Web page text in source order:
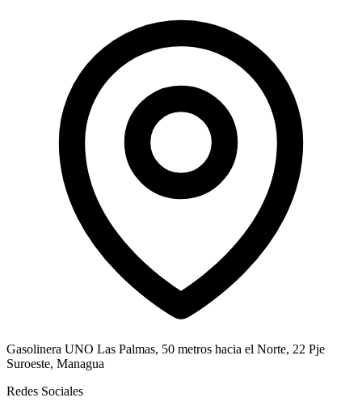
Gasolinera UNO Las Palmas, 50 metros hacia el Norte, 22 Pje
Suroeste, Managua
Redes Sociales